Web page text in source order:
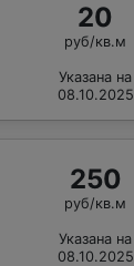
20
руб/кв.м
Указана на
08.10.2025
250
руб/кв.м
Указана на
08.10.2025